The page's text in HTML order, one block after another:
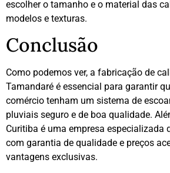
escolher o tamanho e o material das
modelos e texturas.
Conclusão
Como podemos ver, a fabricação de
Tamandaré é essencial para garantir
comércio tenham um sistema de
pluviais seguro e de boa qualidade.
Curitiba é uma empresa especializada
com garantia de qualidade e preços
vantagens exclusivas.